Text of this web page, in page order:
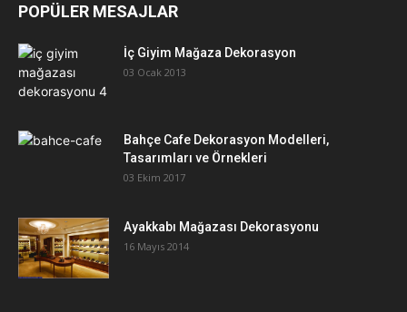
POPÜLER MESAJLAR
İç Giyim Mağaza Dekorasyon
03 Ocak 2013
Bahçe Cafe Dekorasyon Modelleri,
Tasarımları ve Örnekleri
03 Ekim 2017
Ayakkabı Mağazası Dekorasyonu
16 Mayıs 2014